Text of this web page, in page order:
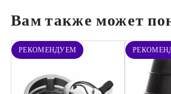
Вам также может
РЕКОМЕНДУЕМ